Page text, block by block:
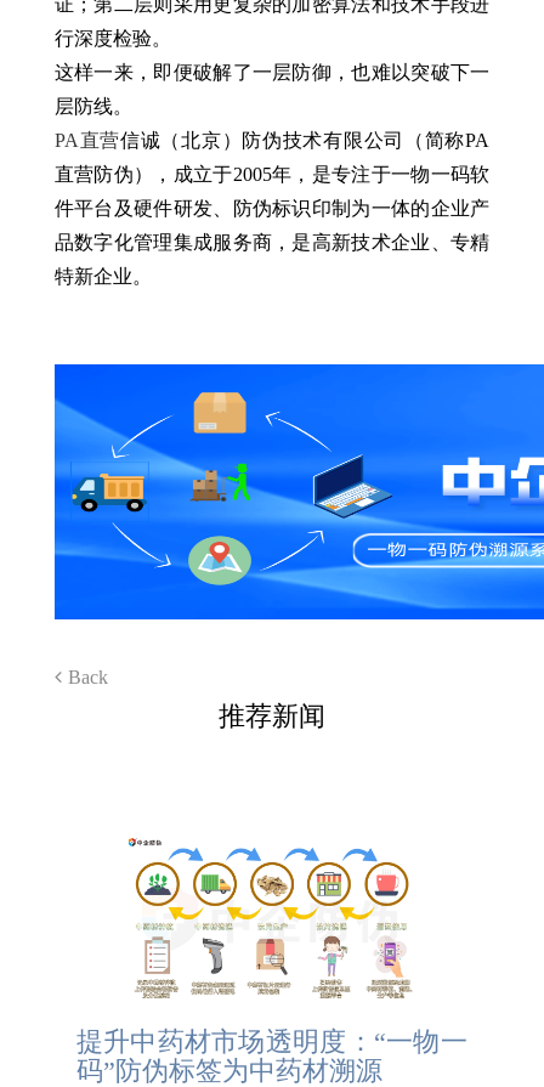
证；第二层则采用更复杂的加密算法和技术手段进
行深度检验。
这样一来，即便破解了一层防御，也难以突破下一
层防线。
PA直营信诚（北京）防伪技术有限公司（简称PA
直营防伪），成立于2005年，是专注于一物一码软
件平台及硬件研发、防伪标识印制为一体的企业产
品数字化管理集成服务商，是高新技术企业、专精
特新企业。
Back
推荐新闻
提升中药材市场透明度：“一物一
码”防伪标签为中药材溯源